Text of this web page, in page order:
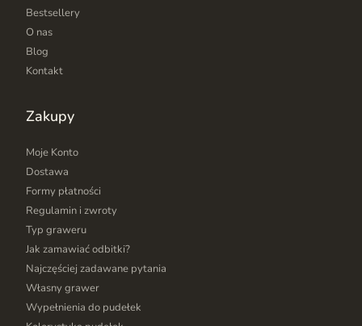
Bestsellery
O nas
Blog
Kontakt
Zakupy
Moje Konto
Dostawa
Formy płatności
Regulamin i zwroty
Typ graweru
Jak zamawiać odbitki?
Najczęściej zadawane pytania
Własny grawer
Wypełnienia do pudełek